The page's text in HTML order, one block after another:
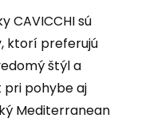
CAVICCHI sú
ktorí preferujú
štýl a
pohybe aj
Mediterranean